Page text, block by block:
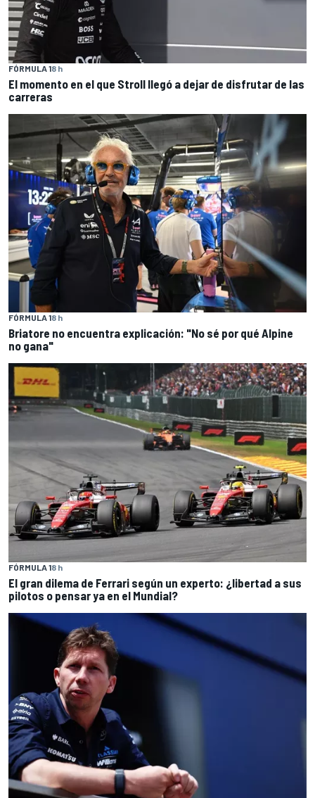
FÓRMULA 18 h
El momento en el que Stroll llegó a dejar de disfrutar de las
carreras
FÓRMULA 18 h
Briatore no encuentra explicación: "No sé por qué Alpine
no gana"
FÓRMULA 18 h
El gran dilema de Ferrari según un experto: ¿libertad a sus
pilotos o pensar ya en el Mundial?